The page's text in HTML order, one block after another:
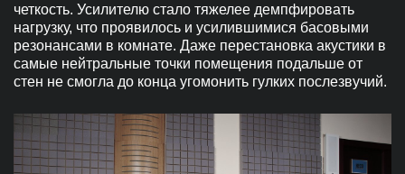
четкость. Усилителю стало тяжелее демпфировать
нагрузку, что проявилось и усилившимися басовыми
резонансами в комнате. Даже перестановка акустики в
самые нейтральные точки помещения подальше от
стен не смогла до конца угомонить гулких послезвучий.